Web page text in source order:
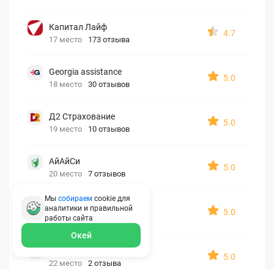
Капитал Лайф
17 место 173 отзыва
4.7
Georgia assistance
18 место 30 отзывов
5.0
Д2 Страхование
19 место 10 отзывов
5.0
АйАйСи
20 место 7 отзывов
5.0
OxySport
21 место 6 отзывов
5.0
ERGO AXA
22 место 2 отзыва
5.0
Мы собираем cookie для
аналитики и правильной
работы сайта
Окей